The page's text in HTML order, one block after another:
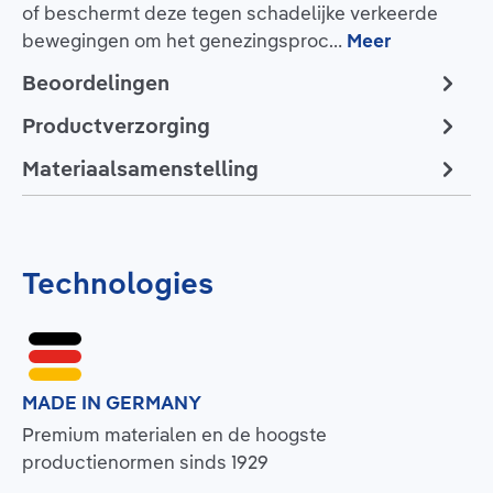
of beschermt deze tegen schadelijke verkeerde
bewegingen om het genezingsproc… Meer
Beoordelingen
Productverzorging
Materiaalsamenstelling
Technologies
MADE IN GERMANY
Premium materialen en de hoogste
productienormen sinds 1929